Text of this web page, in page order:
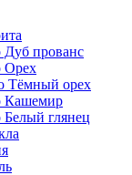
Дуб прованс
Орех
Тёмный орех
Кашемир
Белый глянец